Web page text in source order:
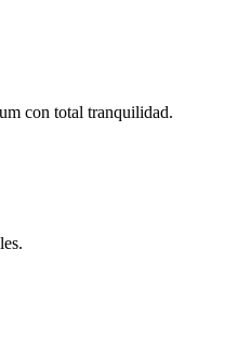
con total tranquilidad.